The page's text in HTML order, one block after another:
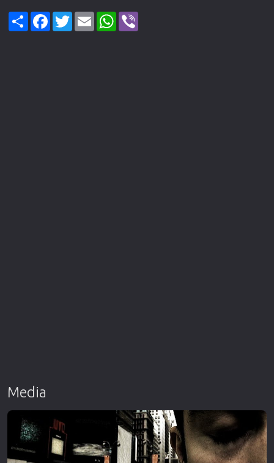
ShareFacebook
TwitterEmail WhatsApp
Media